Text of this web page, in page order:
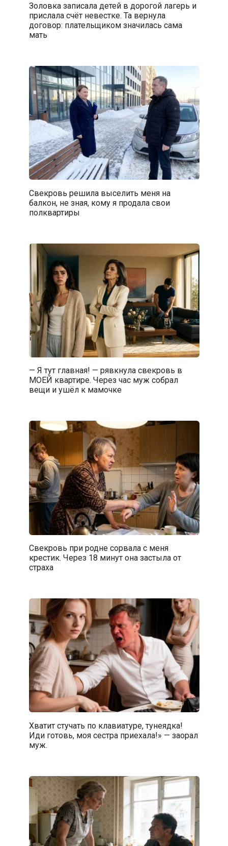
Золовка записала детей в дорогой лагерь и
прислала счёт невестке. Та вернула
договор: плательщиком значилась сама
мать
Свекровь решила выселить меня на
балкон, не зная, кому я продала свои
полквартиры
— Я тут главная! — рявкнула свекровь в
МОЕЙ квартире. Через час муж собрал
вещи и ушёл к мамочке
Свекровь при родне сорвала с меня
крестик. Через 18 минут она застыла от
страха
Хватит стучать по клавиатуре, тунеядка!
Иди готовь, моя сестра приехала!» — заорал
муж.